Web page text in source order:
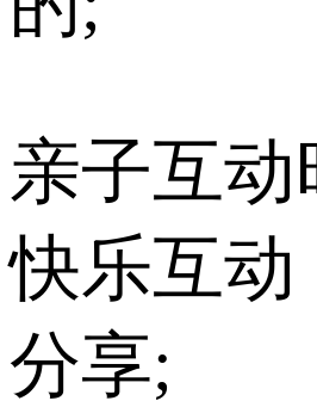
亲子互动
快乐互动
分享;